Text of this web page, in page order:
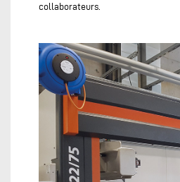
collaborateurs.